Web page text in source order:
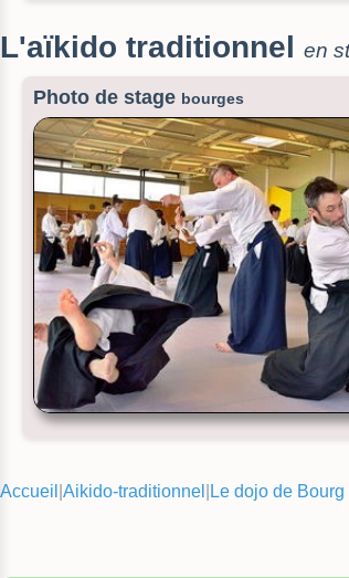
L'aïkido traditionnel en
Photo de stage bourges
Accueil Aikido-traditionnel Le dojo de